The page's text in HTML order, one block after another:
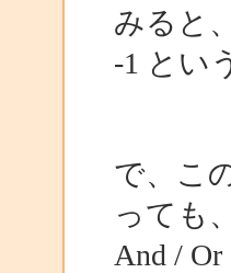
みると、
-1 とい
で、こ
っても
And /